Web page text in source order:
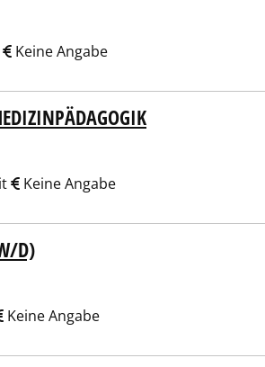
Keine Angabe
Keine Angabe
D)
Keine Angabe